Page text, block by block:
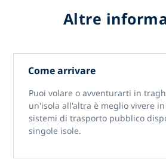
Altre
Come arrivare
Puoi volare o avventurarti in
un'isola all'altra è meglio vivere
sistemi di trasporto pubblico
singole isole.